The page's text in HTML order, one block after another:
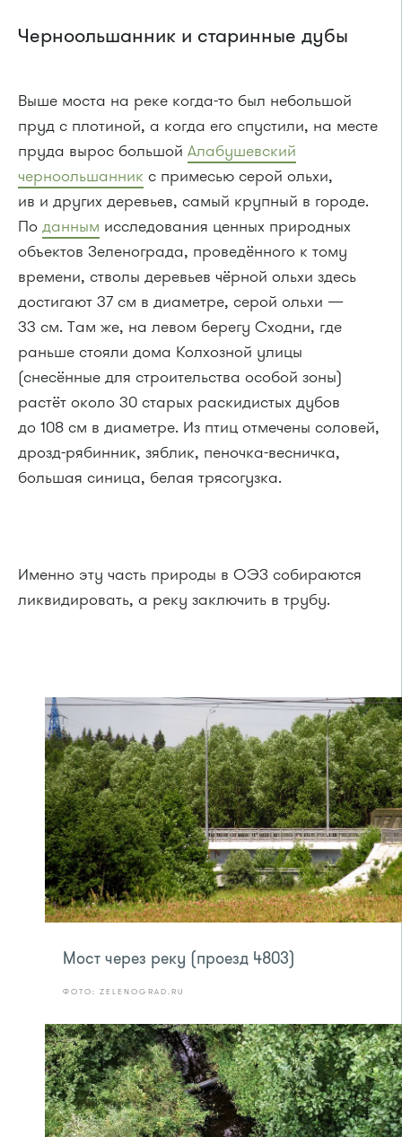
Черноольшанник и старинные дубы
Выше моста на реке когда-то был небольшой
пруд с плотиной, а когда его спустили, на месте
пруда вырос большой Алабушевский
черноольшанник с примесью серой ольхи,
ив и других деревьев, самый крупный в городе.
По данным исследования ценных природных
объектов Зеленограда, проведённого к тому
времени, стволы деревьев чёрной ольхи здесь
достигают 37 см в диаметре, серой ольхи —
33 см. Там же, на левом берегу Сходни, где
раньше стояли дома Колхозной улицы
(снесённые для строительства особой зоны)
растёт около 30 старых раскидистых дубов
до 108 см в диаметре. Из птиц отмечены соловей,
дрозд-рябинник, зяблик, пеночка-весничка,
большая синица, белая трясогузка.
Именно эту часть природы в ОЭЗ собираются
ликвидировать, а реку заключить в трубу.
Мост через реку (проезд 4803)
ФОТО: ZELENOGRAD.RU